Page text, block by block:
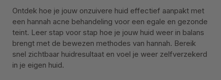
Ontdek hoe je jouw onzuivere huid effectief aanpakt met
een hannah acne behandeling voor een egale en gezonde
teint. Leer stap voor stap hoe je jouw huid weer in balans
brengt met de bewezen methodes van hannah. Bereik
snel zichtbaar huidresultaat en voel je weer zelfverzekerd
in je eigen huid.